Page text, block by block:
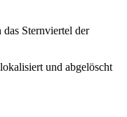
Sternviertel der
und abgelöscht